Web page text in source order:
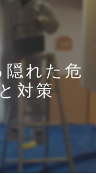
隠れた危
対策